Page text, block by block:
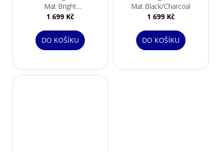
Mat Bright
Red/White
1 699 Kč
DO KOŠÍKU
Mat Black/Charcoal
1 699 Kč
DO KOŠÍKU